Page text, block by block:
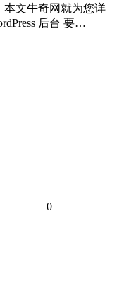
本文牛奇网就为您详
后台 要…
0